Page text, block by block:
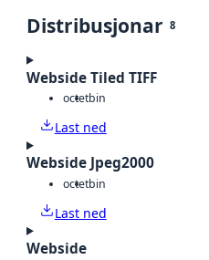
Distribusjonar 8
Webside Tiled TIFF
octetbin
Last ned
Webside Jpeg2000
octetbin
Last ned
Webside